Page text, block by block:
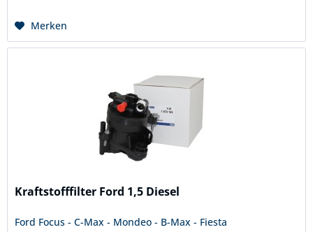
Merken
Kraftstofffilter Ford 1,5 Diesel
Ford Focus - C-Max - Mondeo - B-Max - Fiesta